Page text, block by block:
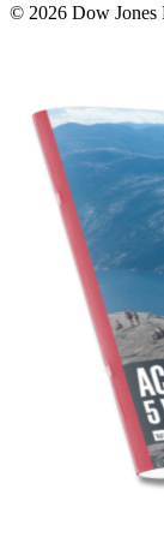
© 2026 Dow Jones